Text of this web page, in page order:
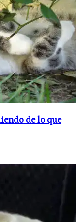
de lo que